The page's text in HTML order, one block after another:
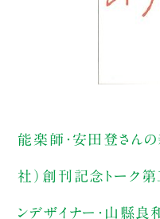
能楽師・安田登さんの
社）創刊記念トーク第
ンデザイナー・山縣良